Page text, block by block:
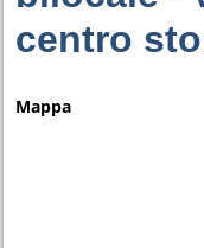
centro
Mappa